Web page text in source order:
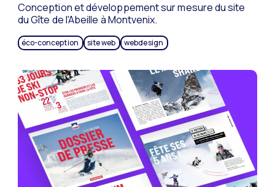
Conception et développement sur mesure du site
du Gîte de l'Abeille à Montvenix.
éco-conception site web webdesign